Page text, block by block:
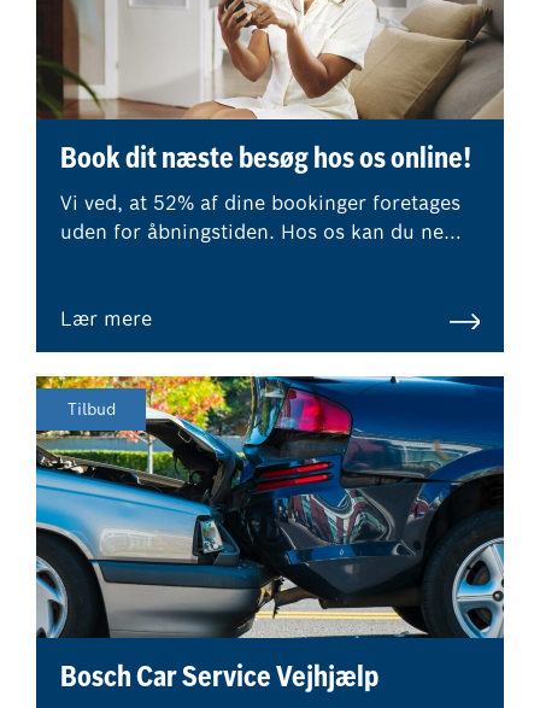
Book dit næste besøg hos os online!
Vi ved, at 52% af dine bookinger foretages
uden for åbningstiden. Hos os kan du nemt
øjeblikkeligt besked om prisen.
Lær mere
Tilbud
Bosch Car Service Vejhjælp